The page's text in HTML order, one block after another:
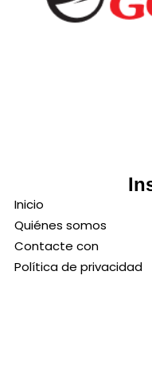
Inicio
Quiénes somos
Contacte con
Política de privacidad